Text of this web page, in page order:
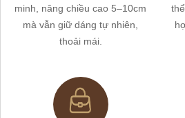
minh, nâng chiều cao 5–10cm
mà vẫn giữ dáng tự nhiên,
thoải mái.